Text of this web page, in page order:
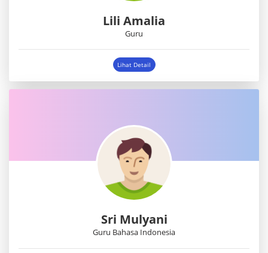
Lili Amalia
Guru
Lihat Detail
Sri Mulyani
Guru Bahasa Indonesia